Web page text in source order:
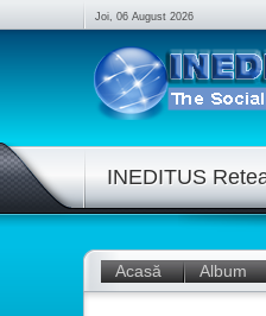
Joi, 06 August 2026
INEDITUS
Acasă Album